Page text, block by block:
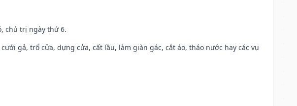
chủ trị ngày thứ 6.
gả, trổ cửa, dựng cửa, cất lầu, làm giàn gác, cắt áo, tháo nước hay các vụ